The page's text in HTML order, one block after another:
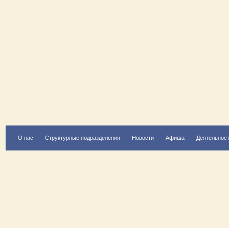
О нас Структурные подразделения Новости Афиша